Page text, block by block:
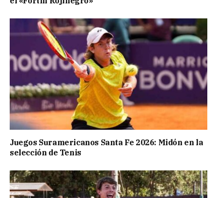
Juegos Suramericanos Santa Fe 2026: Midón en la
selección de Tenis